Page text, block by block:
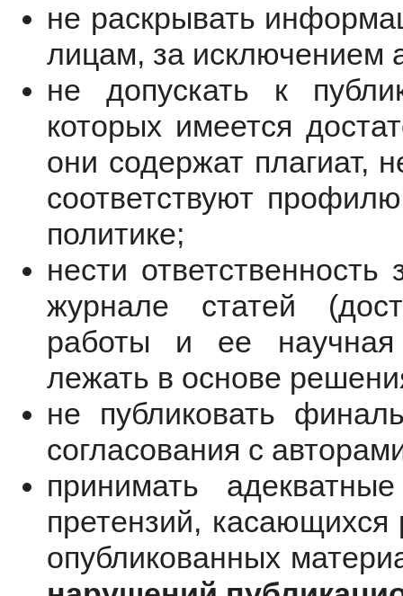
не раскрывать
лицам, за исключением
не допускать к
которых имеется
они содержат плагиат,
соответствуют
политике;
нести
журнале статей (д
работы и ее научная
лежать в основе
не публиковать
согласования с
принимать
претензий, касающихся
опубликованных